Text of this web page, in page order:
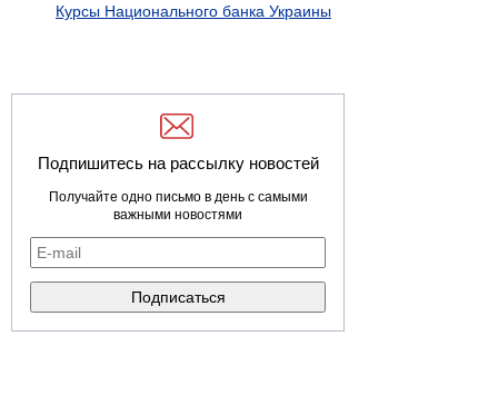
Курсы Национального банка Украины
Подпишитесь на рассылку новостей
Получайте одно письмо в день с самыми
важными новостями